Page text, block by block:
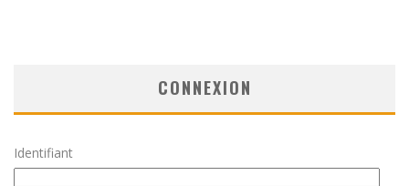
CONNEXION
Identifiant